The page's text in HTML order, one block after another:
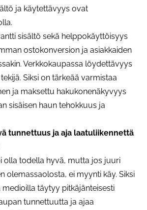
ja käytettävyys ovat
sisältö sekä helppokäyttöisyys
ostokonversion ja asiakkaiden
Verkkokaupassa löydettävyys
Siksi on tärkeää varmistaa
ja maksettu hakukonenäkyvyys
sisäisen haun tehokkuus ja
tunnettuus ja aja laatuliikennettä
olla todella hyvä, mutta jos juuri
olemassaolosta, ei myynti käy. Siksi
täytyy pitkäjänteisesti
tunnettuutta ja ajaa